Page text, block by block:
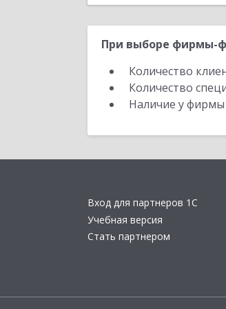
При выборе фирмы-
Количество
Количество
Наличие у фирмы
Вход для партнеров 1С
Учебная версия
Стать партнером